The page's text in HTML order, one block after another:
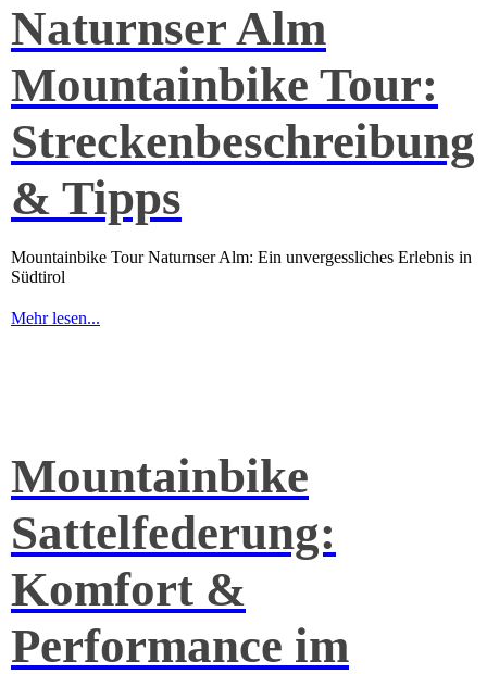
Naturnser Alm
Mountainbike Tour:
Streckenbeschreibung
& Tipps
Mountainbike Tour Naturnser Alm: Ein unvergessliches Erlebnis in
Südtirol
Mehr lesen...
Mountainbike
Sattelfederung:
Komfort &
Performance im